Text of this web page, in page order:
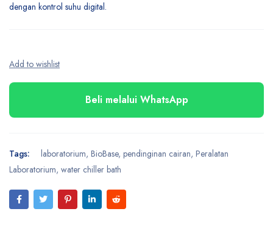
dengan kontrol suhu digital.
Beli melalui WhatsApp
Tags: laboratorium, BioBase, pendinginan cairan, Peralatan
Laboratorium, water chiller bath